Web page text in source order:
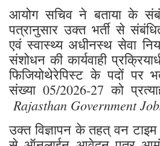
आयोग सचिव ने बताया के
पत्रानुसार उक्त भर्ती से
एवं स्वास्थ्य अधीनस्थ सेवा
संशोधन की कार्यवाही
फिजियोथेरेपिस्ट के पदों पर
संख्या 05/2026-27 को
Rajasthan Government
उक्त विज्ञापन के तहत् वन